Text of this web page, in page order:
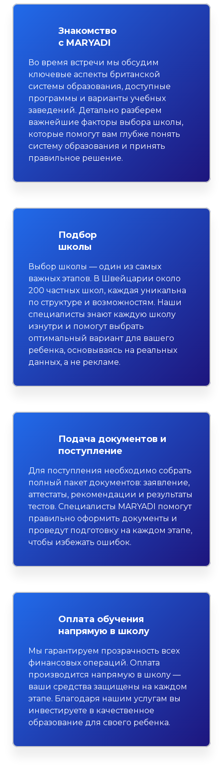
Знакомство
с MARYADI
Во время встречи мы обсудим
ключевые аспекты британской
системы образования, доступные
программы и варианты учебных
заведений. Детально разберем
важнейшие факторы выбора школы,
которые помогут вам глубже понять
систему образования и принять
правильное решение.
Подбор
школы
Выбор школы — один из самых
важных этапов. В Швейцарии около
200 частных школ, каждая уникальна
по структуре и возможностям. Наши
специалисты знают каждую школу
изнутри и помогут выбрать
оптимальный вариант для вашего
ребенка, основываясь на реальных
данных, а не рекламе.
Подача документов и
поступление
Для поступления необходимо собрать
полный пакет документов: заявление,
аттестаты, рекомендации и результаты
тестов. Специалисты MARYADI помогут
правильно оформить документы и
проведут подготовку на каждом этапе,
чтобы избежать ошибок.
Оплата обучения
напрямую в школу
Мы гарантируем прозрачность всех
финансовых операций. Оплата
производится напрямую в школу —
ваши средства защищены на каждом
этапе. Благодаря нашим услугам вы
инвестируете в качественное
образование для своего ребенка.